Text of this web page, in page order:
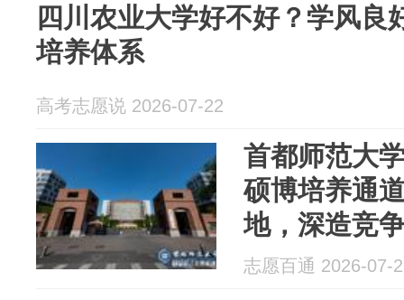
四川农业大学好不好？学风良
培养体系
高考志愿说 2026-07-22
首都师范大
硕博培养通
地，深造竞
志愿百通 2026-07-